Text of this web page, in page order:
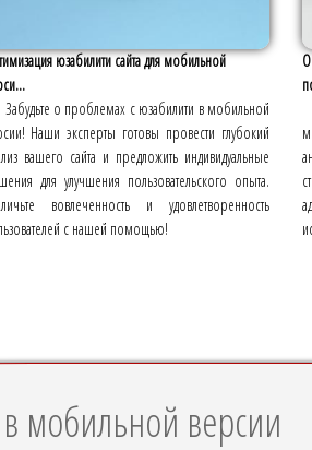
юзабилити сайта для мобильной
Забудьте о проблемах с юзабилити в мобильной
Наши эксперты готовы провести глубокий
вашего сайта и предложить индивидуальные
для улучшения пользовательского опыта.
вовлеченность и удовлетворенность
с нашей помощью!
мобильной версии